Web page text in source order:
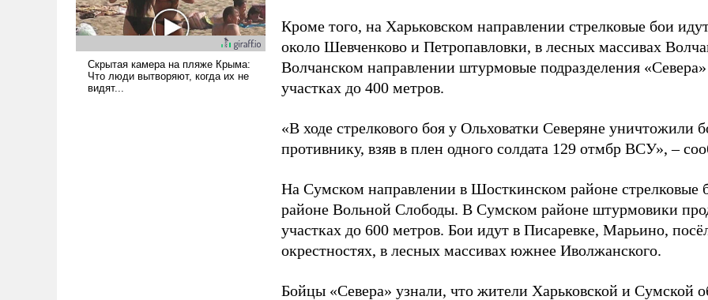
Кроме того, на Харьковском направлении стрелковые бои
около Шевченково и Петропавловки, в лесных массивах
Волчанском направлении штурмовые подразделения
участках до 400 метров.
«В ходе стрелкового боя у Ольховатки Северяне уничтожили
противнику, взяв в плен одного солдата 129 отмбр ВСУ», –
На Сумском направлении в Шосткинском районе стрелковые
районе Вольной Слободы. В Сумском районе штурмовики
участках до 600 метров. Бои идут в Писаревке, Марьино,
окрестностях, в лесных массивах южнее Иволжанского.
Бойцы «Севера» узнали, что жители Харьковской и Сумской